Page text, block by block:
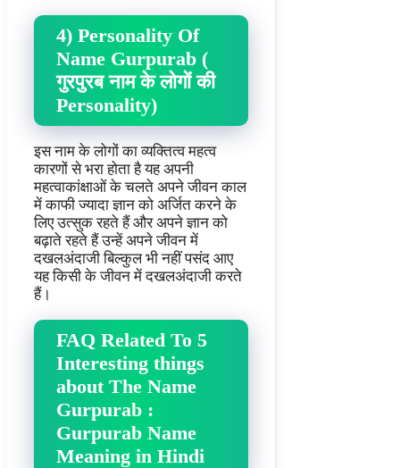
4) Personality Of
Name Gurpurab (
गुरपुरब नाम के लोगों की
Personality)
इस नाम के लोगों का व्यक्तित्व महत्व
कारणों से भरा होता है यह अपनी
महत्वाकांक्षाओं के चलते अपने जीवन काल
में काफी ज्यादा ज्ञान को अर्जित करने के
लिए उत्सुक रहते हैं और अपने ज्ञान को
बढ़ाते रहते हैं उन्हें अपने जीवन में
दखलअंदाजी बिल्कुल भी नहीं पसंद आए
यह किसी के जीवन में दखलअंदाजी करते
हैं।
FAQ Related To 5
Interesting things
about The Name
Gurpurab :
Gurpurab Name
Meaning in Hindi